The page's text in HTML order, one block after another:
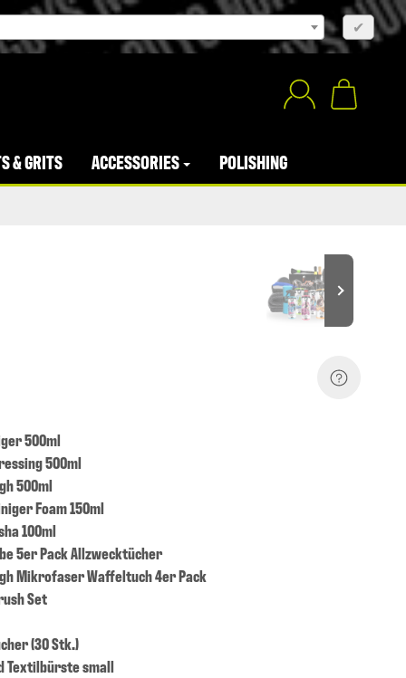
✔
& GRITS ACCESSORIES POLISHING
500ml
500ml
500ml
Foam 150ml
100ml
5er Pack Allzwecktücher
Mikrofaser Waffeltuch 4er Pack
Set
(30 Stk.)
Textilbürste small